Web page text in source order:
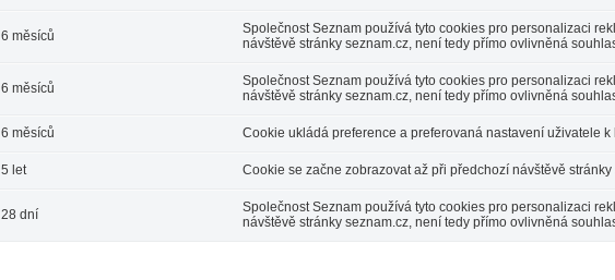
6 měsíců
Společnost Seznam používá tyto cookies pro personalizaci
návštěvě stránky seznam.cz, není tedy přímo ovlivněná
6 měsíců
Společnost Seznam používá tyto cookies pro personalizaci
návštěvě stránky seznam.cz, není tedy přímo ovlivněná
6 měsíců Cookie ukládá preference a preferovaná nastavení uživatele k
5 let Cookie se začne zobrazovat až při předchozí návštěvě
28 dní
Společnost Seznam používá tyto cookies pro personalizaci
návštěvě stránky seznam.cz, není tedy přímo ovlivněná